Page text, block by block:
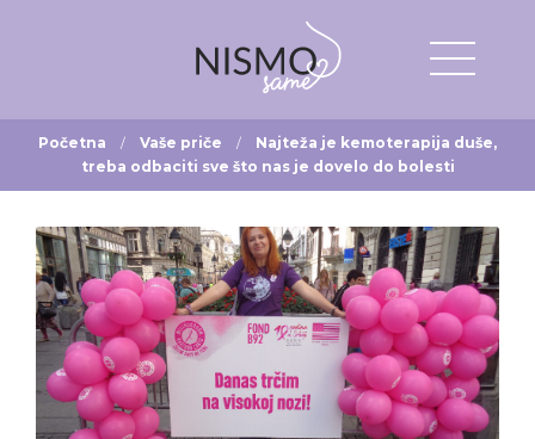
Početna Vaše priče
Najteža je kemoterapija duše,
treba odbaciti sve što nas je dovelo do bolesti